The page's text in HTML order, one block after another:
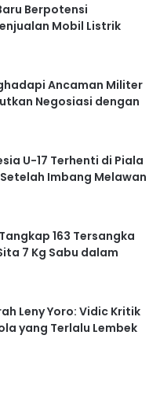
Berpotensi
Mobil Listrik
Ancaman Militer
Negosiasi dengan
U-17 Terhenti di Piala
Setelah Imbang Melawan
163 Tersangka
7 Kg Sabu dalam
Leny Yoro: Vidic Kritik
yang Terlalu Lembek